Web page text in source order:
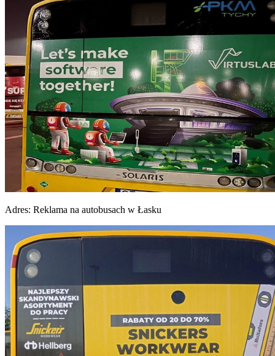
Adres: Reklama na autobusach w Łasku